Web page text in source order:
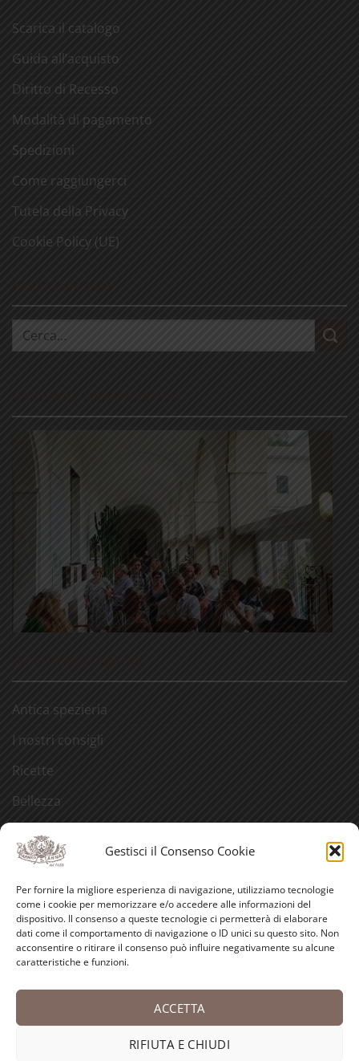
Gestisci il Consenso Cookie
Per fornire la migliore esperienza di navigazione, utilizziamo tecnologie
come i cookie per memorizzare e/o accedere alle informazioni del
dispositivo. Il consenso a queste tecnologie ci permetterà di elaborare
dati come il comportamento di navigazione o ID unici su questo sito. Non
acconsentire o ritirare il consenso può influire negativamente su alcune
caratteristiche e funzioni.
ACCETTA
RIFIUTA E CHIUDI
Scarica il catalogo
Guida all’acquisto
Diritto di Recesso
Modalità di pagamento
Spedizioni
Come raggiungerci
Tutela della Privacy
Cookie Policy (UE)
Cerca:
Antica spezieria
I nostri consigli
Ricette
Bellezza
Aforismi
Eventi
Video
Curiosità
Express
Antica Farmacia-Erboristeria Sant'Anna